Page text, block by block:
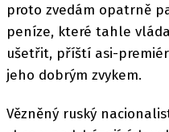
proto zvedám opatrně
peníze, které tahle
ušetřit, příští asi-
jeho dobrým zvykem.
Vězněný ruský